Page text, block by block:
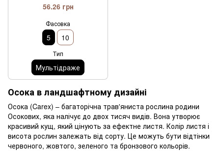
56.26 грн
Фасовка
5 10
Тип
Мультідраже
Осока в ландшафтному дизайні
Осока (Carex) – багаторічна трав'яниста рослина родини
Осокових, яка налічує до двох тисяч видів. Вона утворює
красивий кущ, який цінують за ефектне листя. Колір листя і
висота рослин залежать від сорту. Це можуть бути відтінки
червоного, жовтого, зеленого та бронзового кольорів.